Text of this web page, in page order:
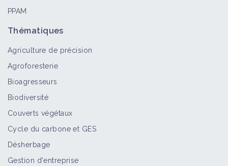
PPAM
Thématiques
Agriculture de précision
Agroforesterie
Bioagresseurs
Biodiversité
Couverts végétaux
Cycle du carbone et GES
Désherbage
Gestion d'entreprise